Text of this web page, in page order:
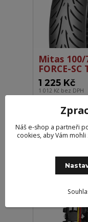
Mitas 100/
FORCE-SC
1 225 Kč
1 012 Kč bez DPH
Náš e-shop a partneři
cookies, aby Vám